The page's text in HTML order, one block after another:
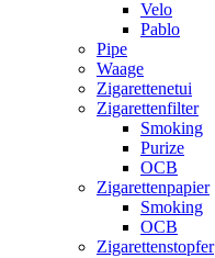
Velo
Pablo
Pipe
Waage
Zigarettenetui
Zigarettenfilter
Smoking
Purize
OCB
Zigarettenpapier
Smoking
OCB
Zigarettenstopfer